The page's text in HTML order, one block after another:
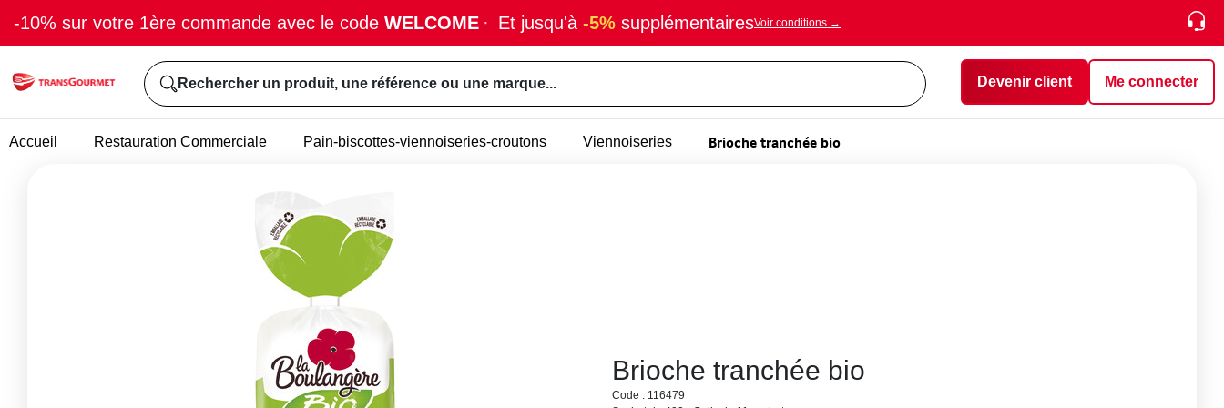
-10% sur votre 1ère commande avec le code WELCOME · Et jusqu'à -5% supplémentairesVoir conditions →
Rechercher un produit, une référence ou une marque... Devenir client Me connecter
Accueil Restauration Commerciale Pain-biscottes-viennoiseries-croutons Viennoiseries Brioche tranchée bio
Brioche tranchée bio
Code : 116479